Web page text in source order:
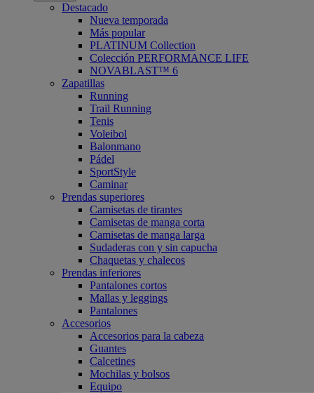
Destacado
Nueva temporada
Más popular
PLATINUM Collection
Colección PERFORMANCE LIFE
NOVABLAST™ 6
Zapatillas
Running
Trail Running
Tenis
Voleibol
Balonmano
Pádel
SportStyle
Caminar
Prendas superiores
Camisetas de tirantes
Camisetas de manga corta
Camisetas de manga larga
Sudaderas con y sin capucha
Chaquetas y chalecos
Prendas inferiores
Pantalones cortos
Mallas y leggings
Pantalones
Accesorios
Accesorios para la cabeza
Guantes
Calcetines
Mochilas y bolsos
Equipo